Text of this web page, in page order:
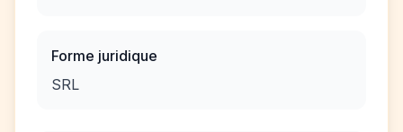
Forme juridique
SRL